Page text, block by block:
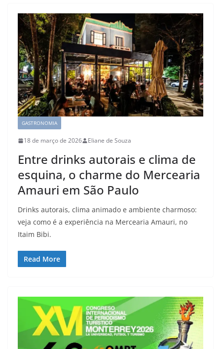
GASTRONOMIA
18 de março de 2026 Eliane de Souza
Entre drinks autorais e clima de
esquina, o charme do Mercearia
Amauri em São Paulo
Drinks autorais, clima animado e ambiente charmoso:
veja como é a experiência na Mercearia Amauri, no
Itaim Bibi.
Read More